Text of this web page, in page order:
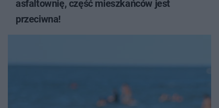
asfaltownię, część mieszkańców jest
przeciwna!